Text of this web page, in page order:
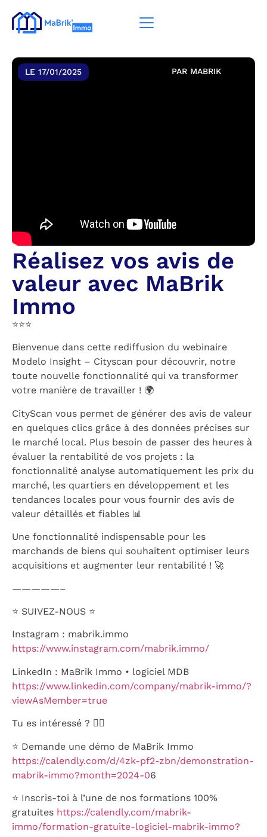
LE 17/01/2025 PAR MABRIK
Réalisez vos avis de
valeur avec MaBrik
Immo
⭐️⭐️⭐️
Bienvenue dans cette rediffusion du webinaire
Modelo Insight – Cityscan pour découvrir, notre
toute nouvelle fonctionnalité qui va transformer
votre manière de travailler ! 🌍
CityScan vous permet de générer des avis de valeur
en quelques clics grâce à des données précises sur
le marché local. Plus besoin de passer des heures à
évaluer la rentabilité de vos projets : la
fonctionnalité analyse automatiquement les prix du
marché, les quartiers en développement et les
tendances locales pour vous fournir des avis de
valeur détaillés et fiables 📊
Une fonctionnalité indispensable pour les
marchands de biens qui souhaitent optimiser leurs
acquisitions et augmenter leur rentabilité ! 🚀
—————–
⭐️ SUIVEZ-NOUS ⭐️
Instagram : mabrik.immo
https://www.instagram.com/mabrik.immo/
LinkedIn : MaBrik Immo • logiciel MDB
https://www.linkedin.com/company/mabrik-immo/?
viewAsMember=true
Tu es intéressé ? 👇🏼
⭐️ Demande une démo de MaBrik Immo
https://calendly.com/d/4zk-pf2-zbn/demonstration-
mabrik-immo?month=2024-06
⭐️ Inscris-toi à l’une de nos formations 100%
gratuites https://calendly.com/mabrik-
immo/formation-gratuite-logiciel-mabrik-immo?